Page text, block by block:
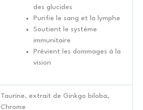
des glucides
Purifie le sang et la lymphe
Soutient le système
immunitaire
Prévient les dommages à la
vision
Taurine, extrait de Ginkgo biloba,
Chrome